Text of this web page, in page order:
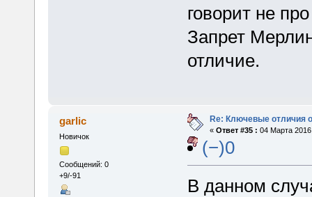
говорит не
Запрет
отличие.
garlic
Новичок
Сообщений: 0
+9/-91
Re: Ключевые отличия
« Ответ #35 : 04 Марта
(−)0
В данном